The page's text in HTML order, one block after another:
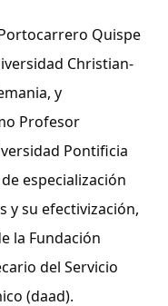
Quispe
Christian-
y
Profesor
Pontificia
especialización
y su efectivización,
la Fundación
del Servicio
(daad).